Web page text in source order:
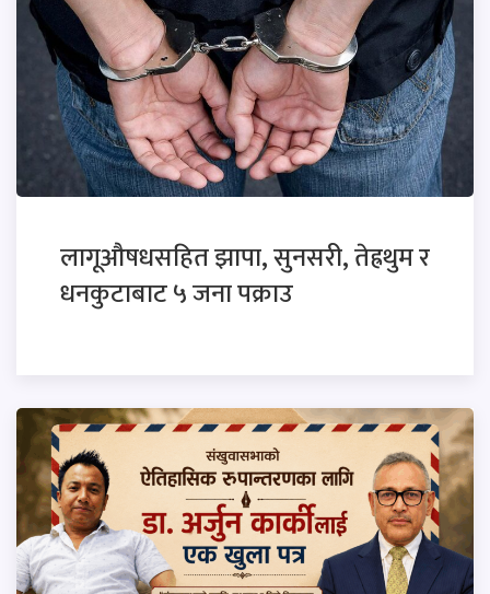
लागूऔषधसहित झापा, सुनसरी, तेह्रथुम र
धनकुटाबाट ५ जना पक्राउ